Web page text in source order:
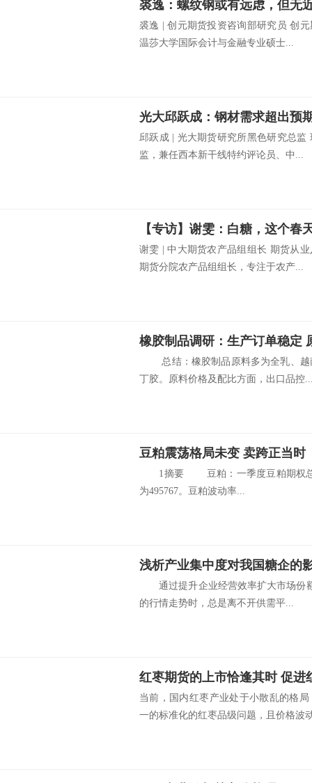
裘逸：螺纹钢或有远虑，但无
裘逸 | 创元期货投资咨询部研究员 创
温莎大学国际会计与金融专业硕士...
光大邱跃成：钢材需求超出预
邱跃成 | 光大期货研究所黑色研究总监
监，兼任西本新干线特约评论员、中...
【专访】谢雯：白糖，这个春
谢雯 | 中大期货农产品组组长 期货从
期货分院农产品组组长，专注于农产...
橡胶制品调研：生产订单稳定
总结：橡胶制品原料多为全乳、越
丁胶。原料价格及配比方面，出口品控
豆粕震荡格局未变 卖跨正当时
1摘要 豆粕：一季度豆粕期权总
为495767。豆粕波动率...
浅析产业集中度对我国糖企的
通过提升企业经营效率扩大市
的行情走势时，总是离不开供需平...
红枣期货的上市恰逢其时 促进
当前，国内红枣产业处于小散乱的格
一的标准化的红枣品级问题，且价格波